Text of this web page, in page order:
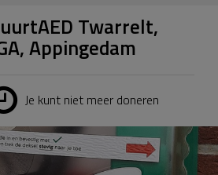
Twarrelt,
Appingedam
Je kunt niet meer doneren